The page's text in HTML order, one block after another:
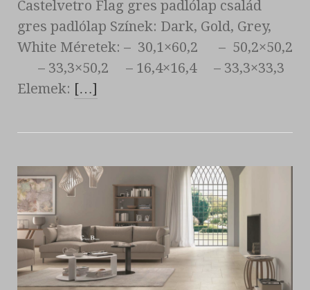
Castelvetro Flag gres padlólap család
gres padlólap Színek: Dark, Gold, Grey,
White Méretek: – 30,1×60,2 – 50,2×50,2
– 33,3×50,2 – 16,4×16,4 – 33,3×33,3
Elemek: […]